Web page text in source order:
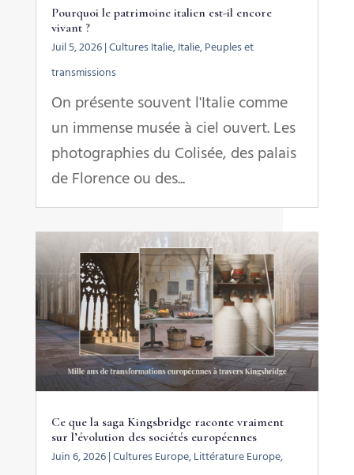
Pourquoi le patrimoine italien est-il encore
vivant ?
Juil 5, 2026|Cultures Italie,Italie,Peuples et
transmissions
On présente souvent l'Italie comme
un immense musée à ciel ouvert. Les
photographies du Colisée, des palais
de Florence ou des...
Ce que la saga Kingsbridge raconte vraiment
sur l’évolution des sociétés européennes
Juin 6, 2026|Cultures Europe,Littérature Europe,